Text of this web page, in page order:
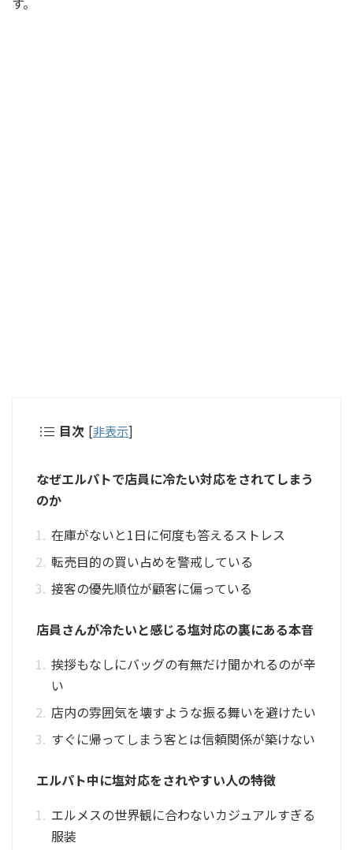
目次 [非表示]
なぜエルパトで店員に冷たい対応をされてしまう
のか
在庫がないと1日に何度も答えるストレス
転売目的の買い占めを警戒している
接客の優先順位が顧客に偏っている
店員さんが冷たいと感じる塩対応の裏にある本音
挨拶もなしにバッグの有無だけ聞かれるのが辛
い
店内の雰囲気を壊すような振る舞いを避けたい
すぐに帰ってしまう客とは信頼関係が築けない
エルパト中に塩対応をされやすい人の特徴
エルメスの世界観に合わないカジュアルすぎる
服装